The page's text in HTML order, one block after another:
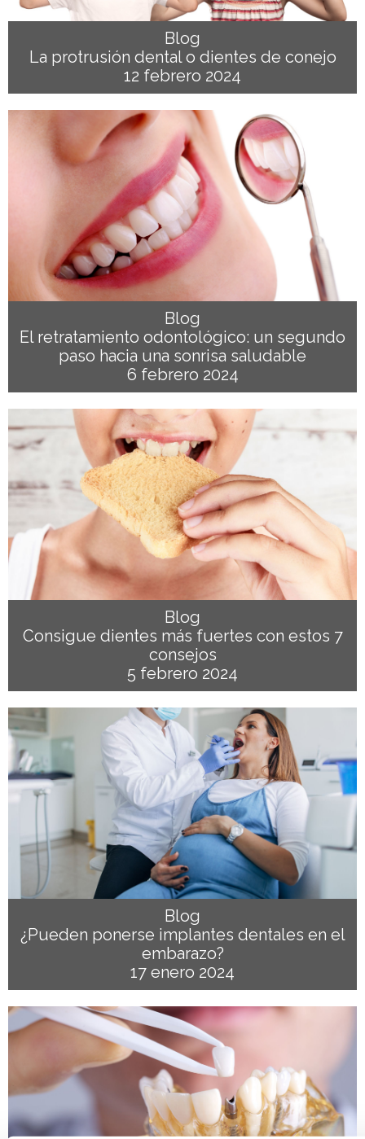
Blog
La protrusión dental o dientes de conejo
12 febrero 2024
Blog
El retratamiento odontológico: un segundo
paso hacia una sonrisa saludable
6 febrero 2024
Blog
Consigue dientes más fuertes con estos 7
consejos
5 febrero 2024
Blog
¿Pueden ponerse implantes dentales en el
embarazo?
17 enero 2024